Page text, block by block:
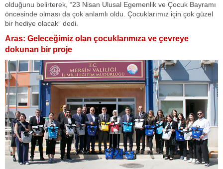
olduğunu belirterek, “23 Nisan Ulusal Egemenlik ve Çocuk Bayramı
öncesinde olması da çok anlamlı oldu. Çocuklarımız için çok güzel
bir hediye olacak” dedi.
Aras: Geleceğimiz olan çocuklarımıza ve çevreye
dokunan bir proje